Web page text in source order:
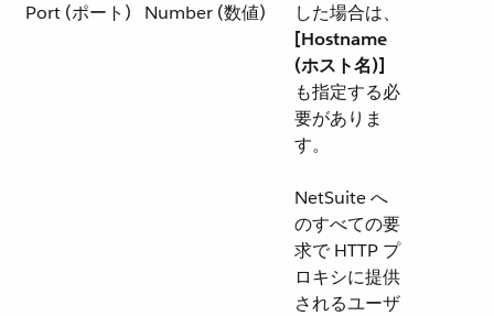
Port (ポート) Number (数値)
した場合は、​
[Hostname
(ホスト名)]
も指定する必
要がありま
す。
NetSuite へ
のすべての要
求で HTTP プ
ロキシに提供
されるユーザ